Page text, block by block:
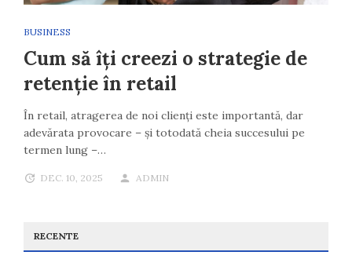
BUSINESS
Cum să îți creezi o strategie de
retenție în retail
În retail, atragerea de noi clienți este importantă, dar
adevărata provocare – și totodată cheia succesului pe
termen lung –…
DEC. 10, 2025 ADMIN
RECENTE